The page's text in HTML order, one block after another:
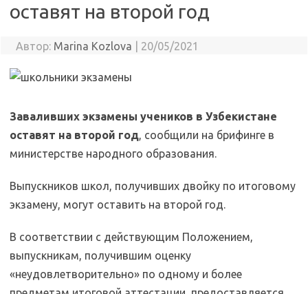
оставят на второй год
Автор: Marina Kozlova 20/05/2021
Заваливших экзамены учеников в Узбекистане
оставят на второй год, сообщили на брифинге в
министерстве народного образования.
Выпускников школ, получивших двойку по итоговому
экзамену, могут оставить на второй год.
В соответствии с действующим Положением,
выпускникам, получившим оценку
«неудовлетворительно» по одному и более